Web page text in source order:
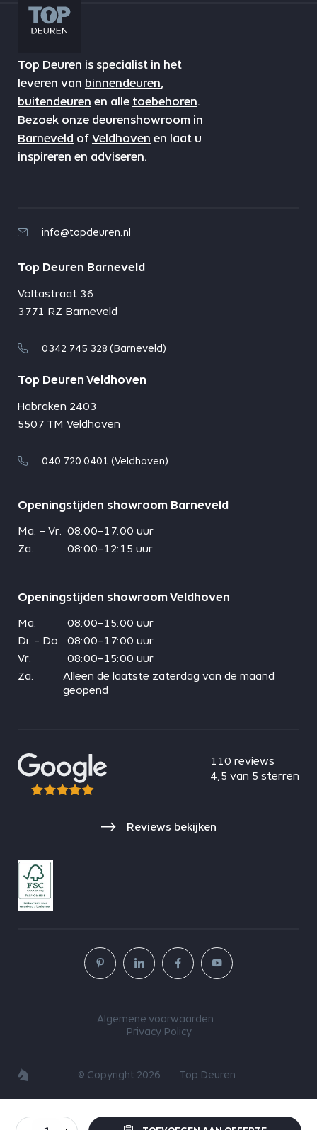
Top Deuren is specialist in het
leveren van binnendeuren,
buitendeuren en alle toebehoren.
Bezoek onze deurenshowroom in
Barneveld of Veldhoven en laat u
inspireren en adviseren.
info@topdeuren.nl
Top Deuren Barneveld
Voltastraat 36
3771 RZ Barneveld
0342 745 328 (Barneveld)
Top Deuren Veldhoven
Habraken 2403
5507 TM Veldhoven
040 720 0401 (Veldhoven)
Openingstijden showroom Barneveld
Ma. - Vr.
08:00-17:00 uur
Za.
08:00-12:15 uur
Openingstijden showroom Veldhoven
Ma.
08:00-15:00 uur
Di. - Do.
08:00-17:00 uur
Vr.
08:00-15:00 uur
Za.
Alleen de laatste zaterdag van de maand
geopend
110 reviews
4,5 van 5 sterren
Reviews bekijken
© Copyright 2026 Top Deuren
Algemene voorwaarden
Privacy Policy